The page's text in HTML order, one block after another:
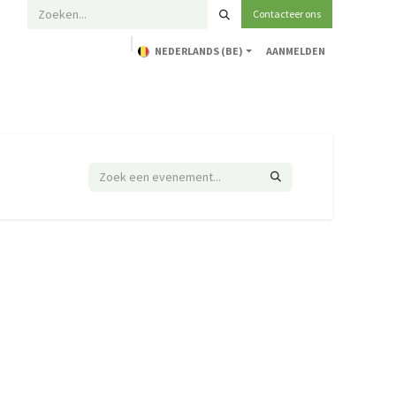
Contacteer ons
NEDERLANDS (BE) AANMELDEN